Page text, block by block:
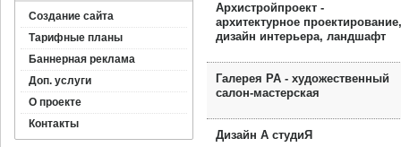
Создание сайта
Тарифные планы
Баннерная реклама
Доп. услуги
О проекте
Контакты
Архистройпроект -
архитектурное проектирование,
дизайн интерьера, ландшафт
Галерея РА - художественный
салон-мастерская
Дизайн А студиЯ